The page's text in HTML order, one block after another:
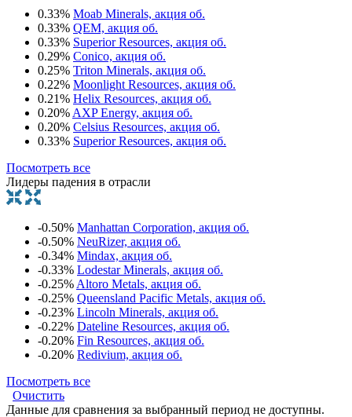
0.33% Moab Minerals, акция об.
0.33% QEM, акция об.
0.33% Superior Resources, акция об.
0.29% Conico, акция об.
0.25% Triton Minerals, акция об.
0.22% Moonlight Resources, акция об.
0.21% Helix Resources, акция об.
0.20% AXP Energy, акция об.
0.20% Celsius Resources, акция об.
0.33% Superior Resources, акция об.
Посмотреть все
Лидеры падения в отрасли
-0.50% Manhattan Corporation, акция об.
-0.50% NeuRizer, акция об.
-0.34% Mindax, акция об.
-0.33% Lodestar Minerals, акция об.
-0.25% Altoro Metals, акция об.
-0.25% Queensland Pacific Metals, акция об.
-0.23% Lincoln Minerals, акция об.
-0.22% Dateline Resources, акция об.
-0.20% Fin Resources, акция об.
-0.20% Redivium, акция об.
Посмотреть все
Очистить
Данные для сравнения за выбранный период не доступны.